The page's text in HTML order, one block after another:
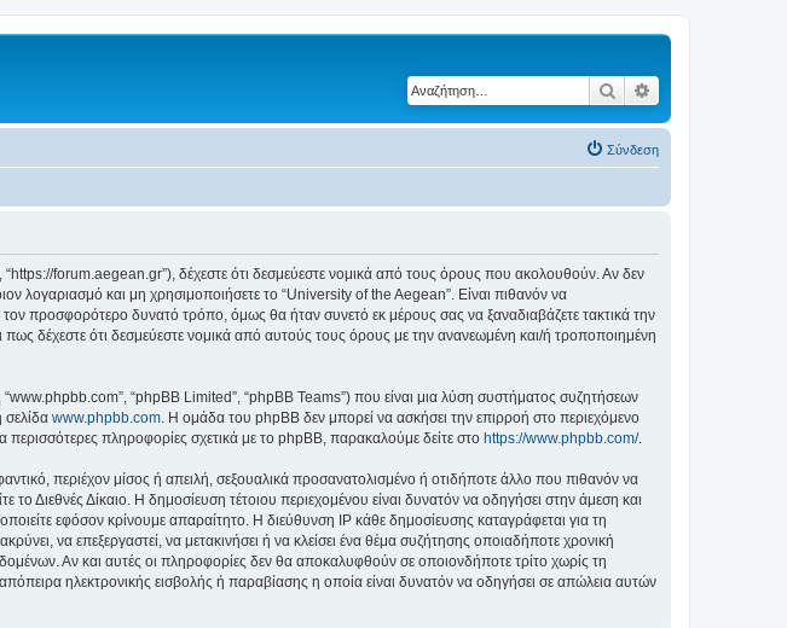
Αναζήτηση
Σύνδεση
forum.aegean.gr”), δέχεστε ότι δεσμεύεστε νομικά από τους όρους που ακολουθούν. Αν δεν
λογαριασμό και μη χρησιμοποιήσετε το “University of the Aegean”. Είναι πιθανόν να
προσφορότερο δυνατό τρόπο, όμως θα ήταν συνετό εκ μέρους σας να ξαναδιαβάζετε τακτικά την
δέχεστε ότι δεσμεύεστε νομικά από αυτούς τους όρους με την ανανεωμένη και/ή τροποποιημένη
“www.phpbb.com”, “phpBB Limited”, “phpBB Teams”) που είναι μια λύση συστήματος συζητήσεων
σελίδα www.phpbb.com. Η ομάδα του phpBB δεν μπορεί να ασκήσει την επιρροή στο περιεχόμενο
πληροφορίες σχετικά με το phpBB, παρακαλούμε δείτε στο https://www.phpbb.com/.
περιέχον μίσος ή απειλή, σεξουαλικά προσανατολισμένο ή οτιδήποτε άλλο που πιθανόν να
Διεθνές Δίκαιο. Η δημοσίευση τέτοιου περιεχομένου είναι δυνατόν να οδηγήσει στην άμεση και
εφόσον κρίνουμε απαραίτητο. Η διεύθυνση IP κάθε δημοσίευσης καταγράφεται για τη
να επεξεργαστεί, να μετακινήσει ή να κλείσει ένα θέμα συζήτησης οποιαδήποτε χρονική
Αν και αυτές οι πληροφορίες δεν θα αποκαλυφθούν σε οποιονδήποτε τρίτο χωρίς τη
ηλεκτρονικής εισβολής ή παραβίασης η οποία είναι δυνατόν να οδηγήσει σε απώλεια αυτών